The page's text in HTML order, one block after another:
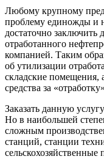
Любому крупному
проблему единожды и
достаточно заключить
отработанного
компанией. Таким
об утилизации
складские помещения,
средства за
Заказать данную
Но в наибольшей
сложным
станций, станции
сельскохозяйственные